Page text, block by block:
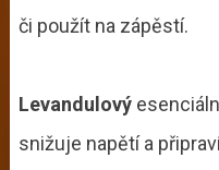
či použít na zápěstí.
Levandulový
snižuje napětí a